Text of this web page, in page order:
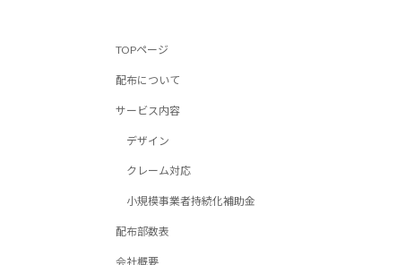
TOPページ
配布について
サービス内容
デザイン
クレーム対応
小規模事業者持続化補助金
配布部数表
会社概要